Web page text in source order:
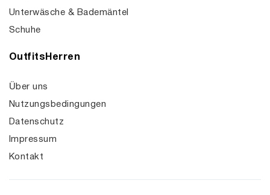
Unterwäsche & Bademäntel
Schuhe
OutfitsHerren
Über uns
Nutzungsbedingungen
Datenschutz
Impressum
Kontakt